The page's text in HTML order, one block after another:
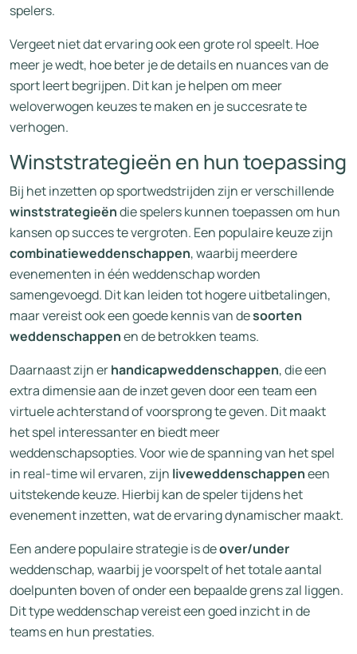
spelers.
Vergeet niet dat ervaring ook een grote rol speelt. Hoe
meer je wedt, hoe beter je de details en nuances van de
sport leert begrijpen. Dit kan je helpen om meer
weloverwogen keuzes te maken en je succesrate te
verhogen.
Winststrategieën en hun toepassing
Bij het inzetten op sportwedstrijden zijn er verschillende
winststrategieëndie spelers kunnen toepassen om hun
kansen op succes te vergroten. Een populaire keuze zijn
combinatieweddenschappen, waarbij meerdere
evenementen in één weddenschap worden
samengevoegd. Dit kan leiden tot hogere uitbetalingen,
maar vereist ook een goede kennis van desoorten
weddenschappenen de betrokken teams.
Daarnaast zijn erhandicapweddenschappen, die een
extra dimensie aan de inzet geven door een team een
virtuele achterstand of voorsprong te geven. Dit maakt
het spel interessanter en biedt meer
weddenschapsopties. Voor wie de spanning van het spel
in real-time wil ervaren, zijn liveweddenschappeneen
uitstekende keuze. Hierbij kan de speler tijdens het
evenement inzetten, wat de ervaring dynamischer maakt.
Een andere populaire strategie is deover/under
weddenschap, waarbij je voorspelt of het totale aantal
doelpunten boven of onder een bepaalde grens zal liggen.
Dit type weddenschap vereist een goed inzicht in de
teams en hun prestaties.